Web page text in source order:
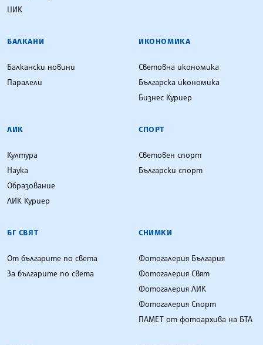
ЦИК
БАЛКАНИ
Балкански новини
Паралели
ИКОНОМИКА
Световна икономика
Българска икономика
Бизнес Куриер
ЛИК
Култура
Наука
Образование
ЛИК Куриер
СПОРТ
Световен спорт
Български спорт
БГ СВЯТ
От българите по света
За българите по света
СНИМКИ
Фотогалерия България
Фотогалерия Свят
Фотогалерия ЛИК
Фотогалерия Спорт
ПАМЕТ от фотоархива на БТА